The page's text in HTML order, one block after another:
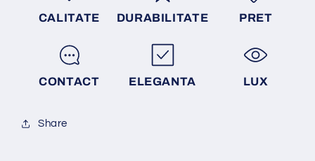
CALITATE DURABILITATE PRET
CONTACT ELEGANTA LUX
Share